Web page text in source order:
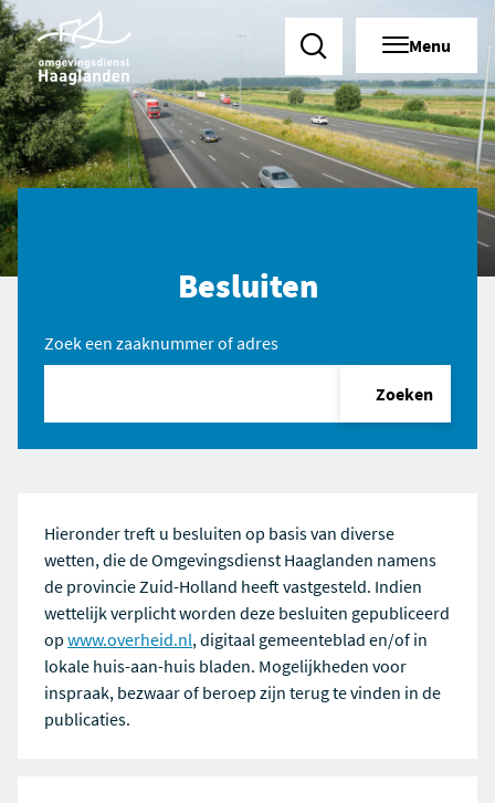
Zoeken Menu
Besluiten
Zoek een zaaknummer of adres
Zoeken
Hieronder treft u besluiten op basis van diverse
wetten, die de Omgevingsdienst Haaglanden namens
de provincie Zuid-Holland heeft vastgesteld. Indien
wettelijk verplicht worden deze besluiten gepubliceerd
op www.overheid.nl, digitaal gemeenteblad en/of in
lokale huis-aan-huis bladen. Mogelijkheden voor
inspraak, bezwaar of beroep zijn terug te vinden in de
publicaties.